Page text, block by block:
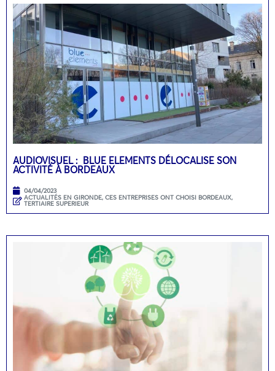
AUDIOVISUEL : BLUE ELEMENTS DÉLOCALISE SON
ACTIVITÉ À BORDEAUX
04/04/2023
ACTUALITÉS EN GIRONDE, CES ENTREPRISES ONT CHOISI BORDEAUX,
TERTIAIRE SUPERIEUR